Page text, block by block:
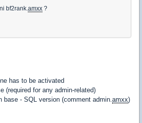
bf2rank. amxx ?
has to be activated
(required for any admin-related)
base - SQL version (comment admin. amxx)